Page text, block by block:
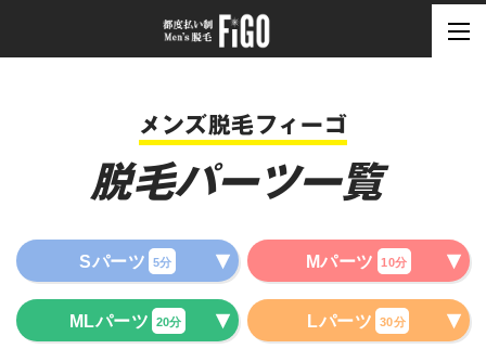
メンズ脱毛フィーゴ
脱毛パーツ一覧
Sパーツ 5分 Mパーツ 10分
MLパーツ 20分 Lパーツ 30分